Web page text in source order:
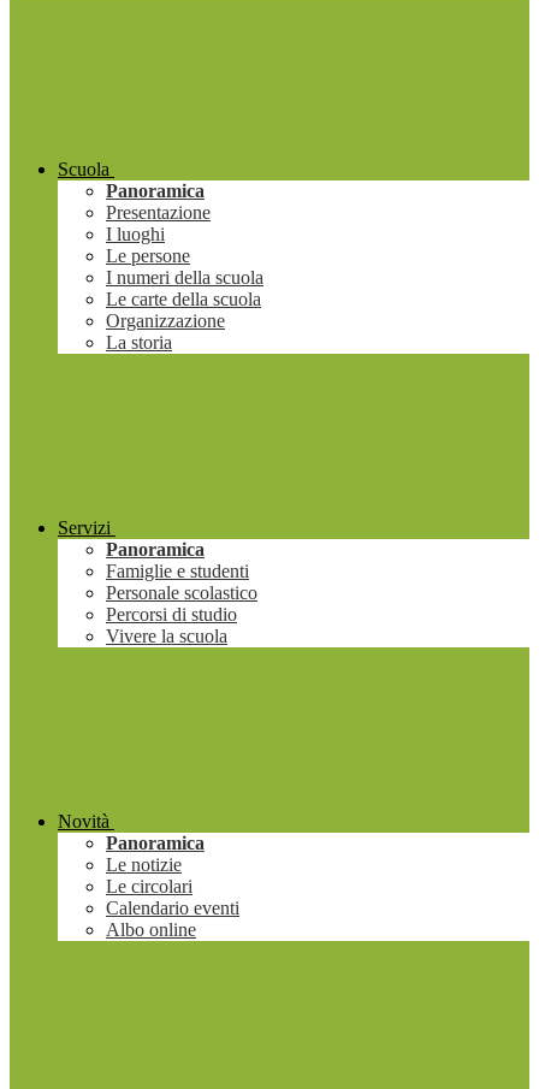
Scuola
Panoramica
Presentazione
I luoghi
Le persone
I numeri della scuola
Le carte della scuola
Organizzazione
La storia
Servizi
Panoramica
Famiglie e studenti
Personale scolastico
Percorsi di studio
Vivere la scuola
Novità
Panoramica
Le notizie
Le circolari
Calendario eventi
Albo online